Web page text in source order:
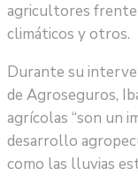
agricultores frente
climáticos y otros.
Durante su
de Agroseguros,
agrícolas “son un
desarrollo
como las lluvias